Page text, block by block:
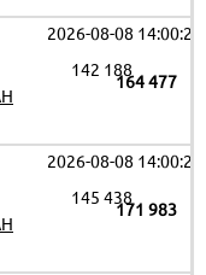
2026-08-08 14:00:29
164 477
142 188
2026-08-08 14:00:29
171 983
145 438